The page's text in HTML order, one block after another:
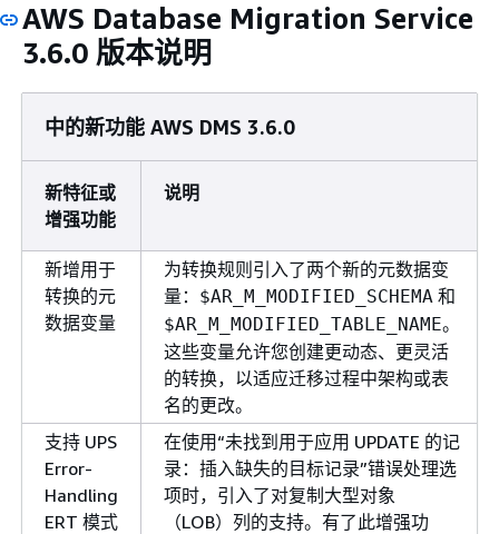
AWS Database Migration Service
3.6.0 版本说明
中的新功能 AWS DMS 3.6.0
新特征或
增强功能
说明
新增用于
转换的元
数据变量
为转换规则引入了两个新的元数据变
量： $AR_M_MODIFIED_SCHEMA 和
$AR_M_MODIFIED_TABLE_NAME。
这些变量允许您创建更动态、更灵活
的转换，以适应迁移过程中架构或表
名的更改。
支持 UPS
Error-
Handling
ERT 模式
在使用“未找到用于应用 UPDATE 的记
录：插入缺失的目标记录”错误处理选
项时，引入了对复制大型对象
（LOB）列的支持。有了此增强功